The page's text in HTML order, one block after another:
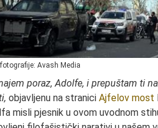
Avash Media
poraz, Adolfe, i prepuštam ti
objavljenu na stranici Ajfelov most
misli pjesnik u ovom uvodnom